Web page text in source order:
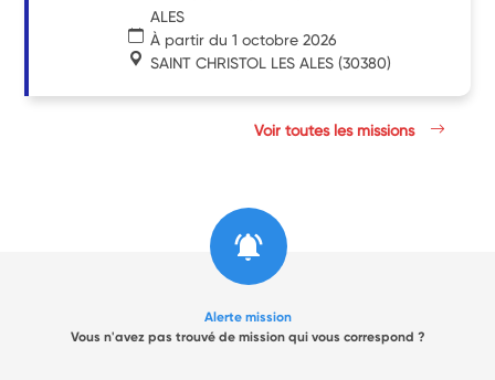
ALES
À partir du 1 octobre 2026
SAINT CHRISTOL LES ALES (30380)
Voir toutes les missions
Alerte mission
Vous n'avez pas trouvé de mission qui vous correspond ?